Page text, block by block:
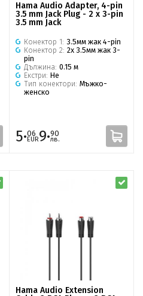
Hama Audio Adapter, 4-pin
3.5 mm Jack Plug - 2 x 3-pin
3.5 mm Jack
Конектор 1: 3.5мм жак 4-pin
Конектор 2: 2x 3.5мм жак 3-
pin
Дължина: 0.15 м
Екстри: Не
Тип конектори: Мъжко-
женско
5·06
EUR9·90
лв.
Hama Audio Extension